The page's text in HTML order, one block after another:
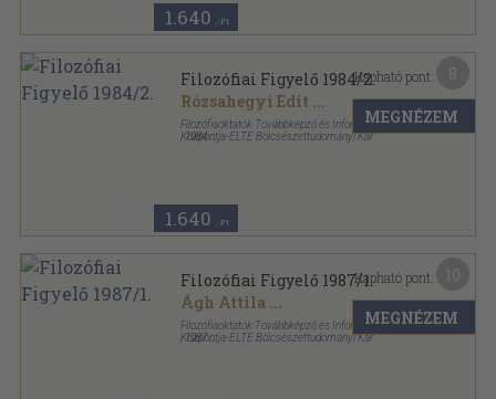
1.640 ,-Ft
Filozófiai Figyelő 1984/2.
Rózsahegyi Edit ...
Filozófiaoktatók Továbbképző és Információs
Központja-ELTE Bölcsészettudományi Kar
,1984
1.640 ,-Ft
Kapható pont:
MEGNÉZEM
Filozófiai Figyelő 1987/1.
Ágh Attila ...
Filozófiaoktatók Továbbképző és Információs
Központja-ELTE Bölcsészettudományi Kar
,1987
Kapható pont:
MEGNÉZEM